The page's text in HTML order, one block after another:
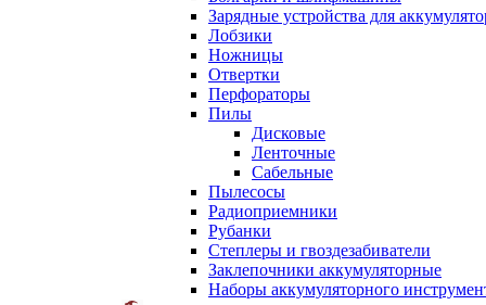
Зарядные устройства для
Лобзики
Ножницы
Отвертки
Перфораторы
Пилы
Дисковые
Ленточные
Сабельные
Пылесосы
Радиоприемники
Рубанки
Степлеры и гвоздезабиватели
Заклепочники аккумуляторные
Наборы аккумуляторного